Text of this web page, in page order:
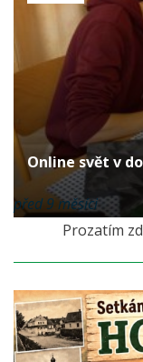
Online svět v
před 9 měsíci
Prozatím